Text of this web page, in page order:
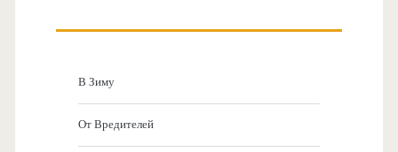
Основная
боковая
панель
В Зиму
От Вредителей